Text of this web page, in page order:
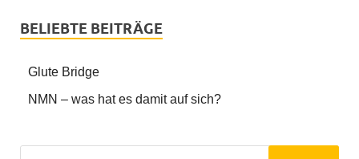
BELIEBTE BEITRÄGE
Glute Bridge
NMN – was hat es damit auf sich?